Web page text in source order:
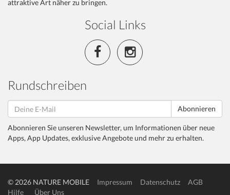
attraktive Art näher zu bringen.
Social Links
Rundschreiben
Abonnieren
Abonnieren Sie unseren Newsletter, um Informationen über neue
Apps, App Updates, exklusive Angebote und mehr zu erhalten.
© 2026 NATURE MOBILE Impressum Datenschutz
AGB
Hilfe
Über Uns